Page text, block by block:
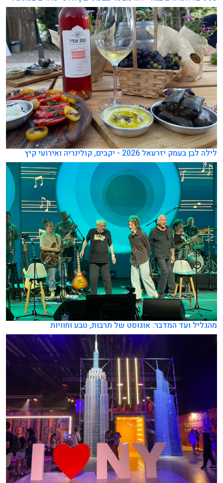
לילה לבן בעמק יזרעאל 2026 - יקבים, קולינריה ואירועי קיץ
מהגליל ועד המדבר: אוגוסט של תרבות, טבע וחוויות